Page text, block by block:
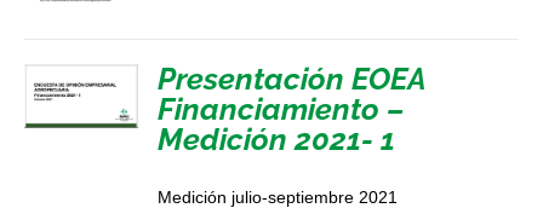
Presentación EOEA
Financiamiento –
Medición 2021- 1
Medición julio-septiembre 2021